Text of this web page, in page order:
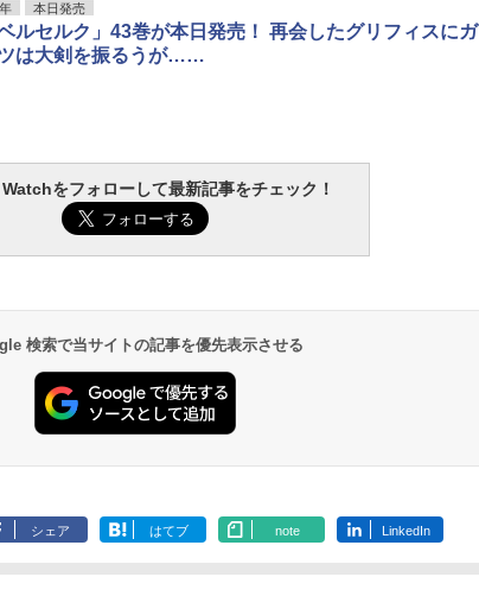
本日発売
ベルセルク」43巻が本日発売！ 再会したグリフィスにガ
は大剣を振るうが……
をフォローして最新記事をチェック！
検索で当サイトの記事を優先表示させる
シェア はてブ note LinkedIn